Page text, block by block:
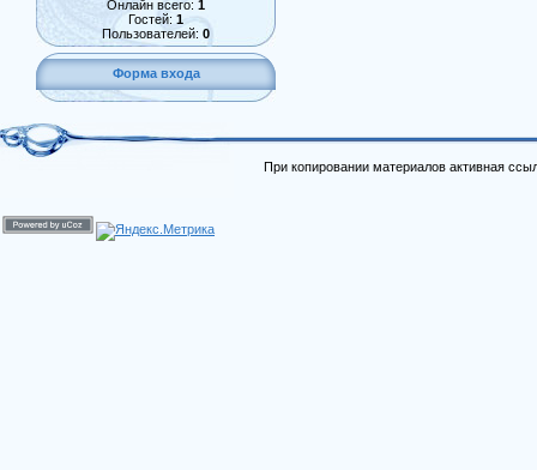
Онлайн всего: 1
Гостей: 1
Пользователей: 0
Форма входа
При копировании материалов активная